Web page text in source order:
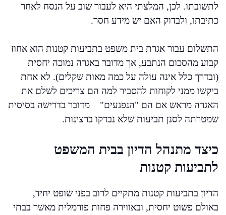
לתשובתו. לכן, המלצתי היא לעבור שוב על הנסח לאחר
כתיבתו, ולבדוק האם יש מידע חסר.
התשלום עבור אגרת בית משפט בתביעות קטנות הוא אחוז
קבוע מהסכום הנתבע, אך מדובר באגרה נמוכה יחסית
(ובדרך כלל אינה עולה על כמה מאות שקלים). לא אחת
ביקשו ממני לקוחות להסביר למה הם צריכים לשלם את
האגרה מראש אם הם "הנפגעים" – מדובר בדרישה בסיסית
שמטרתה לסנן תביעות שלא נבדקו ברצינות.
כיצד מתנהל הדיון בבית המשפט
לתביעות קטנות
הדיון בתביעות קטנות מתקיים לרוב בפני שופט יחיד,
באולם פשוט יחסית, ובאווירה פחות פורמלית מאשר בבתי